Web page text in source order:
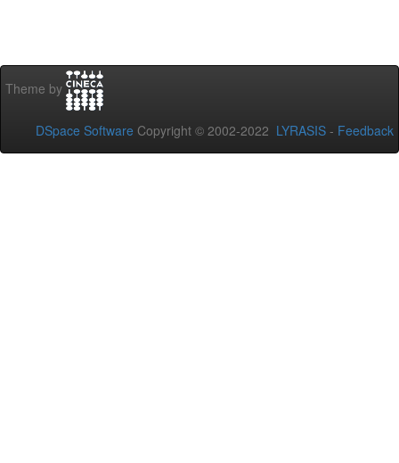
Theme by
DSpace Software Copyright © 2002-2022 LYRASIS - Feedback